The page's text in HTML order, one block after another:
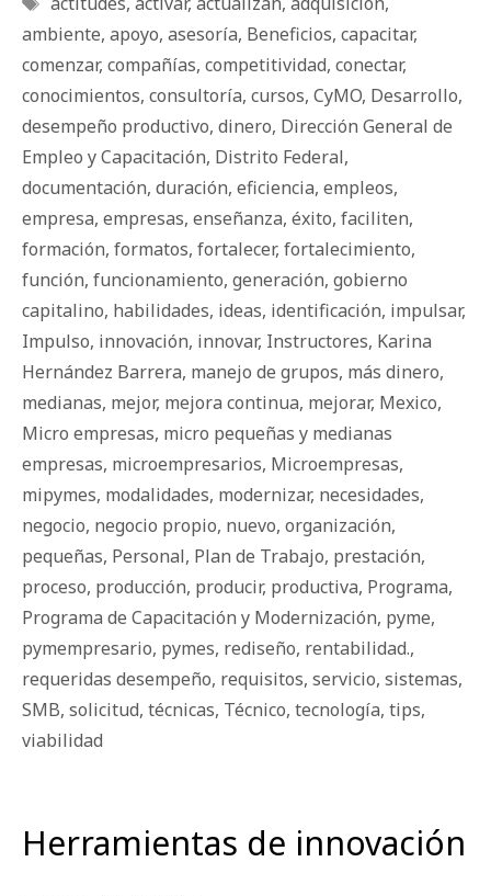
ambiente, apoyo, asesoría, Beneficios, capacitar,
comenzar, compañías, competitividad, conectar,
conocimientos, consultoría, cursos, CyMO, Desarrollo,
desempeño productivo, dinero, Dirección General de
Empleo y Capacitación, Distrito Federal,
documentación, duración, eficiencia, empleos,
empresa, empresas, enseñanza, éxito, faciliten,
formación, formatos, fortalecer, fortalecimiento,
función, funcionamiento, generación, gobierno
capitalino, habilidades, ideas, identificación, impulsar,
Impulso, innovación, innovar, Instructores, Karina
Hernández Barrera, manejo de grupos, más dinero,
medianas, mejor, mejora continua, mejorar, Mexico,
Micro empresas, micro pequeñas y medianas
empresas, microempresarios, Microempresas,
mipymes, modalidades, modernizar, necesidades,
negocio, negocio propio, nuevo, organización,
pequeñas, Personal, Plan de Trabajo, prestación,
proceso, producción, producir, productiva, Programa,
Programa de Capacitación y Modernización, pyme,
pymempresario, pymes, rediseño, rentabilidad.,
requeridas desempeño, requisitos, servicio, sistemas,
SMB, solicitud, técnicas, Técnico, tecnología, tips,
viabilidad
Herramientas de innovación